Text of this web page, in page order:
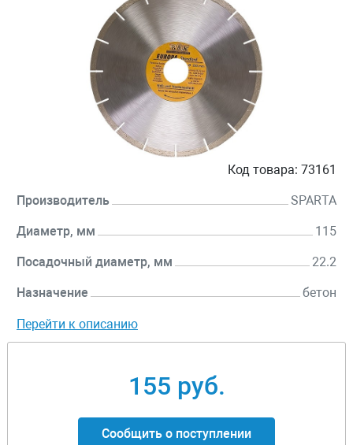
Код товара: 73161
Производитель SPARTA
Диаметр, мм 115
Посадочный диаметр, мм 22.2
Назначение бетон
Перейти к описанию
155 руб.
Сообщить о поступлении